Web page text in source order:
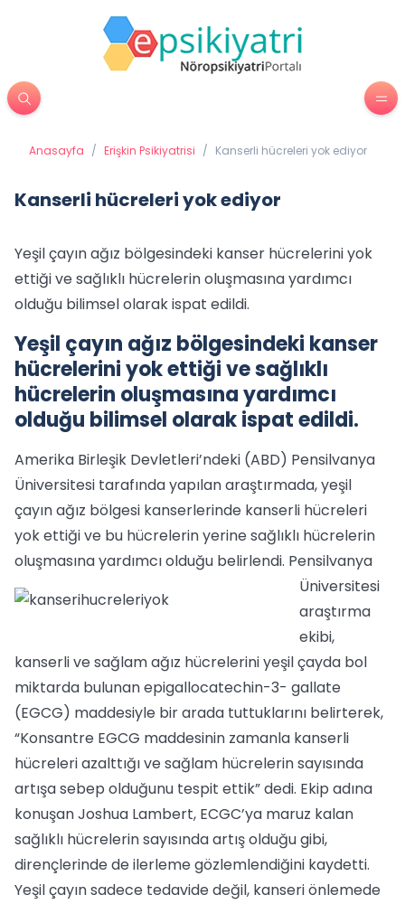
Anasayfa / Erişkin Psikiyatrisi / Kanserli hücreleri yok ediyor
Kanserli hücreleri yok ediyor
Yeşil çayın ağız bölgesindeki kanser hücrelerini yok
ettiği ve sağlıklı hücrelerin oluşmasına yardımcı
olduğu bilimsel olarak ispat edildi.
Yeşil çayın ağız bölgesindeki kanser
hücrelerini yok ettiği ve sağlıklı
hücrelerin oluşmasına yardımcı
olduğu bilimsel olarak ispat edildi.
Amerika Birleşik Devletleri’ndeki (ABD) Pensilvanya
Üniversitesi tarafında yapılan araştırmada, yeşil
çayın ağız bölgesi kanserlerinde kanserli hücreleri
yok ettiği ve bu hücrelerin yerine sağlıklı hücrelerin
oluşmasına yardımcı olduğu belirlendi. Pensilvanya
Üniversitesi
araştırma
ekibi,
kanserli ve sağlam ağız hücrelerini yeşil çayda bol
miktarda bulunan epigallocatechin-3- gallate
(EGCG) maddesiyle bir arada tuttuklarını belirterek,
“Konsantre EGCG maddesinin zamanla kanserli
hücreleri azalttığı ve sağlam hücrelerin sayısında
artışa sebep olduğunu tespit ettik” dedi. Ekip adına
konuşan Joshua Lambert, ECGC’ya maruz kalan
sağlıklı hücrelerin sayısında artış olduğu gibi,
dirençlerinde de ilerleme gözlemlendiğini kaydetti.
Yeşil çayın sadece tedavide değil, kanseri önlemede